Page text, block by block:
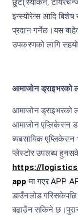
इन्स्योरेन्स आदि
प्रदान गर्नेछ।यस
उपकरणको लागि
आमाजोन ड्राइभरको
आमाजोन ड्राइभरको
आमाजोन एप्लिकेसन
ब्यबसायिक एप्लिकेसन
प्लेस्टोर उपलब्ध
https://
app मा गएरAPP
डाउँनलोड गरिसकेपछि
बढाउँन सकिने